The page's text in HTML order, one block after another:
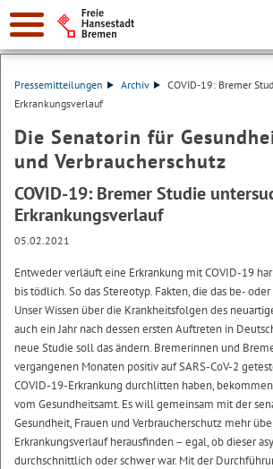
Suche:
Pressemitteilungen Archiv
COVID-19: Bremer
Erkrankungsverlauf
Die Senatorin für
und Verbraucherschutz
COVID-19: Bremer Studie
Erkrankungsverlauf
05.02.2021
Entweder verläuft eine Erkrankung mit COVID-19
bis tödlich. So das Stereotyp. Fakten, die das be-
Unser Wissen über die Krankheitsfolgen des
auch ein Jahr nach dessen ersten Auftreten in
neue Studie soll das ändern. Bremerinnen und
vergangenen Monaten positiv auf SARS-CoV-2
COVID-19-Erkrankung durchlitten haben,
vom Gesundheitsamt. Es will gemeinsam mit der
Gesundheit, Frauen und Verbraucherschutz mehr
Erkrankungsverlauf herausfinden – egal, ob dieser
durchschnittlich oder schwer war. Mit der